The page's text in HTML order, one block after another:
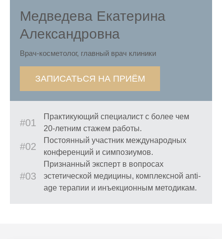
Медведева Екатерина
Александровна
Врач-косметолог, главный врач клиники
ЗАПИСАТЬСЯ НА ПРИЁМ
#01
Практикующий специалист с более чем
20-летним стажем работы.
#02
Постоянный участник международных
конференций и симпозиумов.
#03
Признанный эксперт в вопросах
эстетической медицины, комплексной anti-
age терапии и инъекционным методикам.